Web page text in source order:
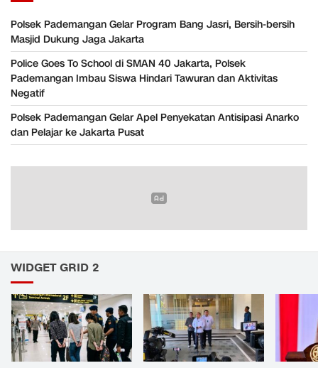
Polsek Pademangan Gelar Program Bang Jasri, Bersih-bersih
Masjid Dukung Jaga Jakarta
Police Goes To School di SMAN 40 Jakarta, Polsek
Pademangan Imbau Siswa Hindari Tawuran dan Aktivitas
Negatif
Polsek Pademangan Gelar Apel Penyekatan Antisipasi Anarko
dan Pelajar ke Jakarta Pusat
WIDGET GRID 2